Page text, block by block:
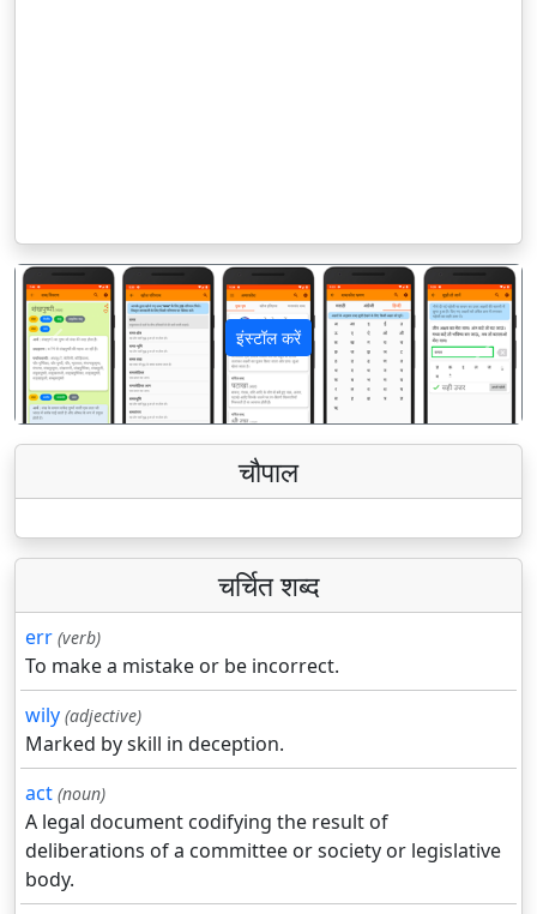
इंस्टॉल करें
पिछला अगला
चौपाल
चर्चित शब्द
err (verb)
To make a mistake or be incorrect.
wily (adjective)
Marked by skill in deception.
act (noun)
A legal document codifying the result of
deliberations of a committee or society or legislative
body.